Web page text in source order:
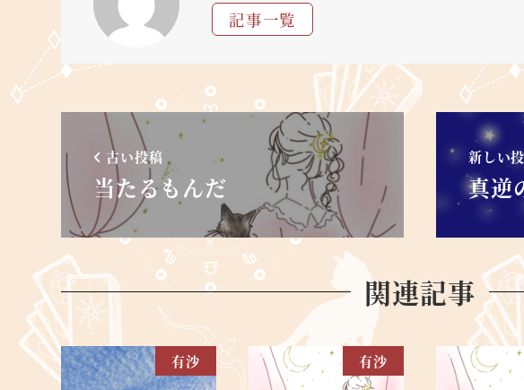
記事一覧
古い投稿
当たるもんだ
新しい
真逆
関連記事
有沙 有沙